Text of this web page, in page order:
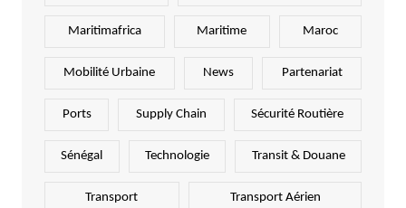
Maritimafrica Maritime Maroc
Mobilité Urbaine News Partenariat
Ports Supply Chain Sécurité Routière
Sénégal Technologie Transit & Douane
Transport Transport Aérien